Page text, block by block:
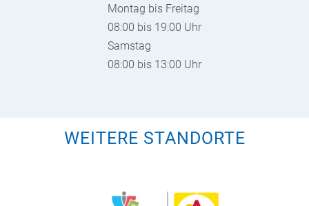
Montag bis Freitag
08:00 bis 19:00 Uhr
Samstag
08:00 bis 13:00 Uhr
WEITERE STANDORTE